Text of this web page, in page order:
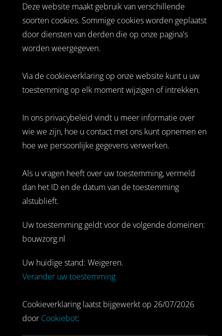
Deze website maakt gebruik van verschillende
soorten cookies. Sommige cookies worden geplaatst
door diensten van derden die op onze pagina's
worden weergegeven.
Via de cookieverklaring op onze website kunt u uw
toestemming op elk moment wijzigen of intrekken.
In ons privacybeleid vindt u meer informatie over
wie we zijn, hoe u contact met ons kunt opnemen en
hoe we persoonlijke gegevens verwerken.
Als u vragen heeft over uw toestemming, vermeld
dan het ID en de datum van de toestemming
alstublieft.
Uw toestemming geldt voor de volgende domeinen:
bouwzorg.nl
Uw huidige stand: Weigeren.
Verander uw toestemming
Cookieverklaring laatst bijgewerkt op 26/07/2026
door Cookiebot: